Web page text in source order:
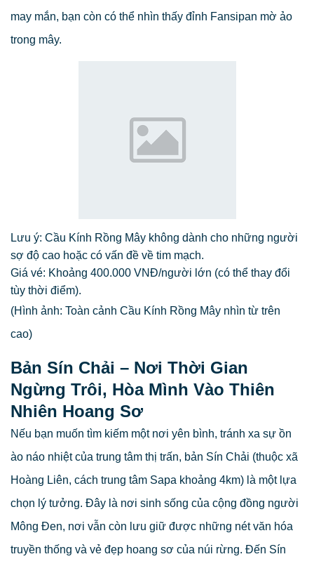
may mắn, bạn còn có thể nhìn thấy đỉnh Fansipan mờ ảo
trong mây.
Lưu ý: Cầu Kính Rồng Mây không dành cho những người
sợ độ cao hoặc có vấn đề về tim mạch.
Giá vé: Khoảng 400.000 VNĐ/người lớn (có thể thay đổi
tùy thời điểm).
(Hình ảnh: Toàn cảnh Cầu Kính Rồng Mây nhìn từ trên
cao)
Bản Sín Chải – Nơi Thời Gian
Ngừng Trôi, Hòa Mình Vào Thiên
Nhiên Hoang Sơ
Nếu bạn muốn tìm kiếm một nơi yên bình, tránh xa sự ồn
ào náo nhiệt của trung tâm thị trấn, bản Sín Chải (thuộc xã
Hoàng Liên, cách trung tâm Sapa khoảng 4km) là một lựa
chọn lý tưởng. Đây là nơi sinh sống của cộng đồng người
Mông Đen, nơi vẫn còn lưu giữ được những nét văn hóa
truyền thống và vẻ đẹp hoang sơ của núi rừng. Đến Sín